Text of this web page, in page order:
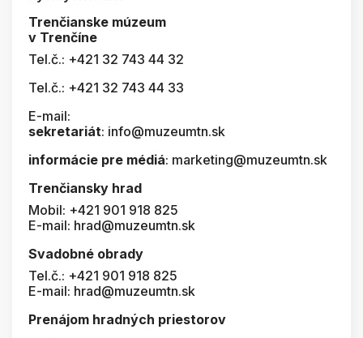
Trenčianske múzeum
v Trenčíne
Tel.č.: +421 32 743 44 32
Tel.č.: +421 32 743 44 33
E-mail:
sekretariát: info@muzeumtn.sk
informácie pre médiá: marketing@muzeumtn.sk
Trenčiansky hrad
Mobil: +421 901 918 825
E-mail: hrad@muzeumtn.sk
Svadobné obrady
Tel.č.: +421 901 918 825
E-mail: hrad@muzeumtn.sk
Prenájom hradných priestorov